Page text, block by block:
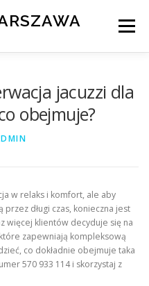
Menu
jacuzzi dla
obejmuje?
w relaks i komfort, ale aby
przez długi czas, konieczna jest
więcej klientów decyduje się na
zapewniają kompleksową
co dokładnie obejmuje taka
570 933 114 i skorzystaj z